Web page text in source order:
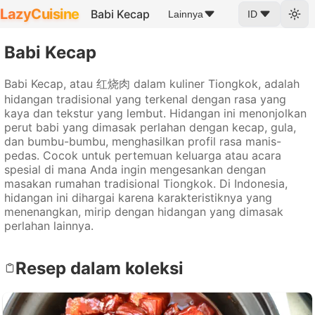
LazyCuisine Babi Kecap Lainnya ID
Babi Kecap
Babi Kecap, atau 红烧肉 dalam kuliner Tiongkok, adalah
hidangan tradisional yang terkenal dengan rasa yang
kaya dan tekstur yang lembut. Hidangan ini menonjolkan
perut babi yang dimasak perlahan dengan kecap, gula,
dan bumbu-bumbu, menghasilkan profil rasa manis-
pedas. Cocok untuk pertemuan keluarga atau acara
spesial di mana Anda ingin mengesankan dengan
masakan rumahan tradisional Tiongkok. Di Indonesia,
hidangan ini dihargai karena karakteristiknya yang
menenangkan, mirip dengan hidangan yang dimasak
perlahan lainnya.
Resep dalam koleksi